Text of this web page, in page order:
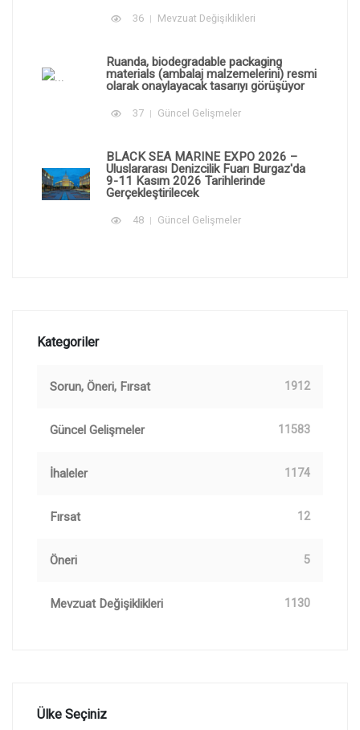
36 Mevzuat Değişiklikleri
Ruanda, biodegradable packaging
materials (ambalaj malzemelerini) resmi
olarak onaylayacak tasarıyı görüşüyor
37 Güncel Gelişmeler
BLACK SEA MARINE EXPO 2026 –
Uluslararası Denizcilik Fuarı Burgaz'da
9-11 Kasım 2026 Tarihlerinde
Gerçekleştirilecek
48 Güncel Gelişmeler
Kategoriler
Sorun, Öneri, Fırsat 1912
Güncel Gelişmeler 11583
İhaleler 1174
Fırsat 12
Öneri 5
Mevzuat Değişiklikleri 1130
Ülke Seçiniz